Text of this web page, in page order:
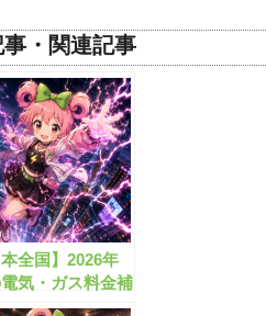
事・関連記事
本全国】2026年
気・ガス料金補
まります！